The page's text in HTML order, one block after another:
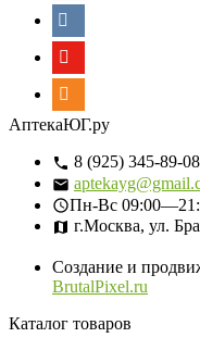
АптекаЮГ.ру
8 (925) 345-89-08
Пн-Вс
г.Москва, ул.
Создание и
BrutalPixel.ru
Каталог товаров